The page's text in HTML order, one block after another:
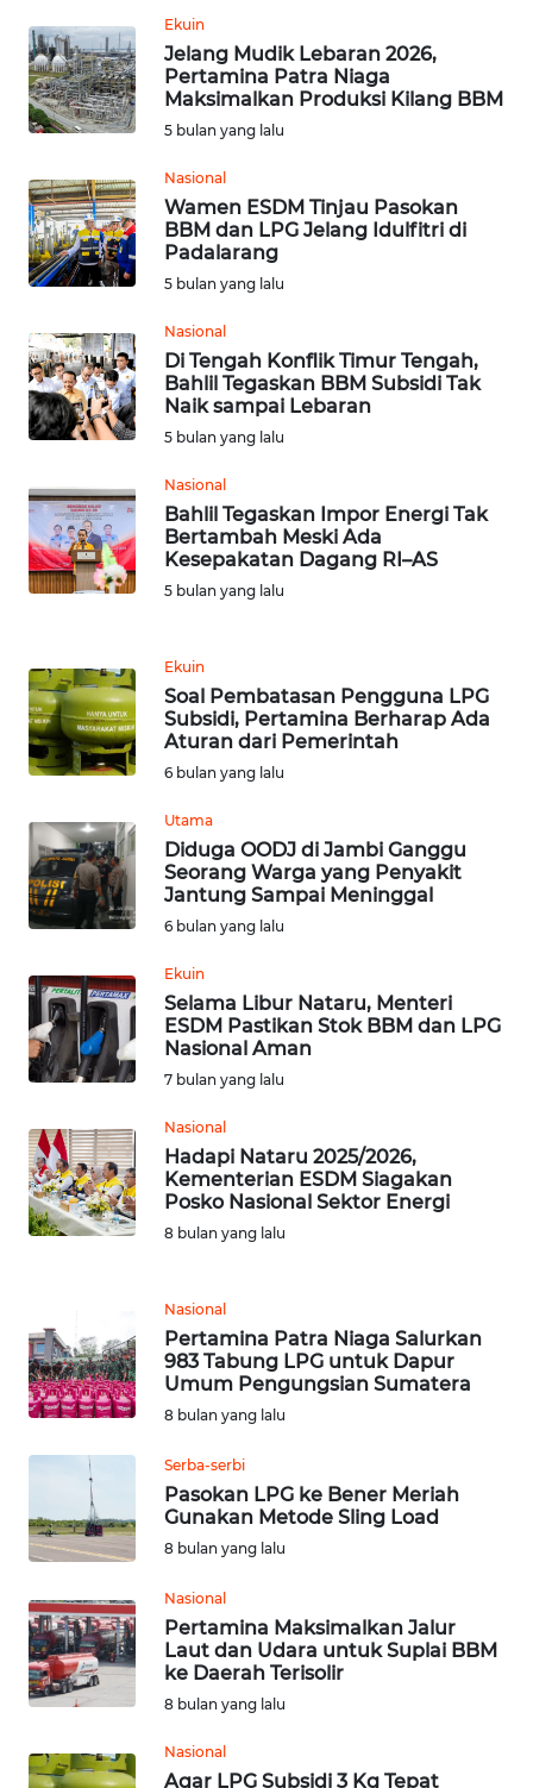
Ekuin
Jelang Mudik Lebaran 2026,
Pertamina Patra Niaga
Maksimalkan Produksi Kilang BBM
5 bulan yang lalu
Nasional
Wamen ESDM Tinjau Pasokan
BBM dan LPG Jelang Idulfitri di
Padalarang
5 bulan yang lalu
Nasional
Di Tengah Konflik Timur Tengah,
Bahlil Tegaskan BBM Subsidi Tak
Naik sampai Lebaran
5 bulan yang lalu
Nasional
Bahlil Tegaskan Impor Energi Tak
Bertambah Meski Ada
Kesepakatan Dagang RI–AS
5 bulan yang lalu
Ekuin
Soal Pembatasan Pengguna LPG
Subsidi, Pertamina Berharap Ada
Aturan dari Pemerintah
6 bulan yang lalu
Utama
Diduga OODJ di Jambi Ganggu
Seorang Warga yang Penyakit
Jantung Sampai Meninggal
6 bulan yang lalu
Ekuin
Selama Libur Nataru, Menteri
ESDM Pastikan Stok BBM dan LPG
Nasional Aman
7 bulan yang lalu
Nasional
Hadapi Nataru 2025/2026,
Kementerian ESDM Siagakan
Posko Nasional Sektor Energi
8 bulan yang lalu
Nasional
Pertamina Patra Niaga Salurkan
983 Tabung LPG untuk Dapur
Umum Pengungsian Sumatera
8 bulan yang lalu
Serba-serbi
Pasokan LPG ke Bener Meriah
Gunakan Metode Sling Load
8 bulan yang lalu
Nasional
Pertamina Maksimalkan Jalur
Laut dan Udara untuk Suplai BBM
ke Daerah Terisolir
8 bulan yang lalu
Nasional
Agar LPG Subsidi 3 Kg Tepat
WN
KALTARA
KALSEL
WN
KALTIM
WN
SULSEL
WN
WN
SULUT
WN
MALUT
WN
WN
DANAU
TOBA
WN
NIAS
WN
WN
TAPANULI
SELATAN
WN
KARO
WN
SIMALUNGUN
WN
WN
TAPANULI
TENGAH
WN DELI